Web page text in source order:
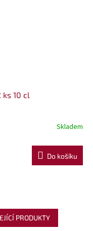
10 cl
Skladem
Do košíku
PRODUKTY